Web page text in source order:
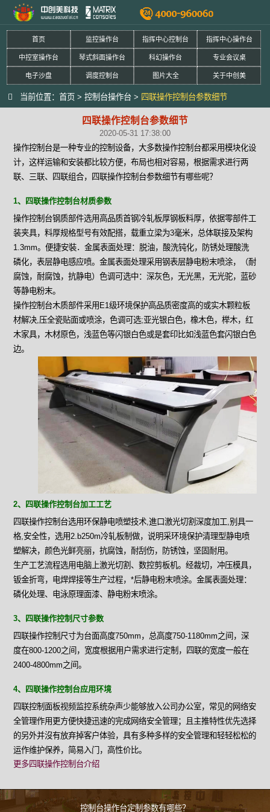
首页 监控操作台 指挥中心控制台 指挥中心操作台
中控室操作台 琴式斜面操作台 科幻操作台 专业会议桌
电子沙盘 调度控制台 图片大全 关于中创美
当前位置：首页 > 控制台操作台 > 四联操作控制台参数细节
四联操作控制台参数细节
2020-05-31 17:38:00
操作控制台是一种专业的控制设备，大多数操作控制台都采用模块化设
计，这样运输和安装都比较方便，布局也相对容易，根据需求进行两
联、三联、四联组合，四联操作控制台参数细节有哪些呢？
1、四联操作控制台材质参数
操作控制台钢质部件选用高品质首钢冷轧板厚钢板料厚，依据零部件工
装夹具，料厚规格型号有效配搭，载重立梁为3毫米，总体联接及架构
1.3mm。便捷安裝．金属表面处理：脱油，酸洗钝化，防锈处理酸洗
磷化，表层静电感应喷。金属表面处理采用钢表层静电粉末喷涂，（耐
腐蚀，耐腐蚀，抗静电）色调可选中：深灰色，无光黑，无光驼，蓝砂
等静电粉末。
操作控制台木质部件采用E1级环境保护高品质密度高的或实木颗粒板
材解决,压全瓷贴面或喷涂，色调可选;亚光银白色，橡木色，榉木，红
木家具，木材原色，浅蓝色等闪银白色或是套印比如浅蓝色套闪银白色
边。
2、四联操作控制台加工工艺
四联操作控制台选用环保静电喷塑技术,進口激光切割深度加工,别具一
格,安全性，选用2.b250m冷轧板制做，说明采环境保护清理型静电喷
塑解决，颜色光鲜亮丽，抗腐蚀，耐刮伤，防锈蚀，坚固耐用。
生产工艺流程选用电脑上激光切割、数控剪板机。经裁切，冲压模具，
钣金折弯，电焊焊接等生产过程，*后静电粉末喷涂。金属表面处理：
磷化处理、电泳原理面漆、静电粉末喷涂。
3、四联操作控制尺寸参数
四联操作控制尺寸为台面高度750mm，总高度750-1180mm之间，深
度在800-1200之间，宽度根据用户需求进行定制，四联的宽度一般在
2400-4800mm之间。
4、四联操作控制台应用环境
四联控制面板视频监控系统杂声少能够放入公司办公室，常见的网络安
全管理作用更方便快捷迅速的完成网络安全管理；且主推特性优先选择
的另外并沒有放弃掉客户体验，具有多种多样的安全管理和轻轻松松的
运作维护保养，简易入门，高性价比。
更多四联操作控制台介绍
控制台操作台定制参数有哪些？